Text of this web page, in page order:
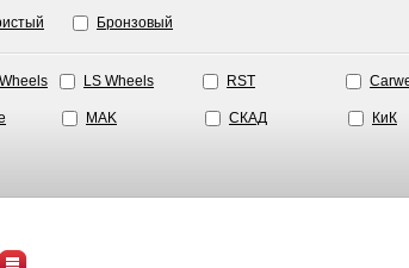
Бронзовый
LS Wheels RST
MAK СКАД КиК